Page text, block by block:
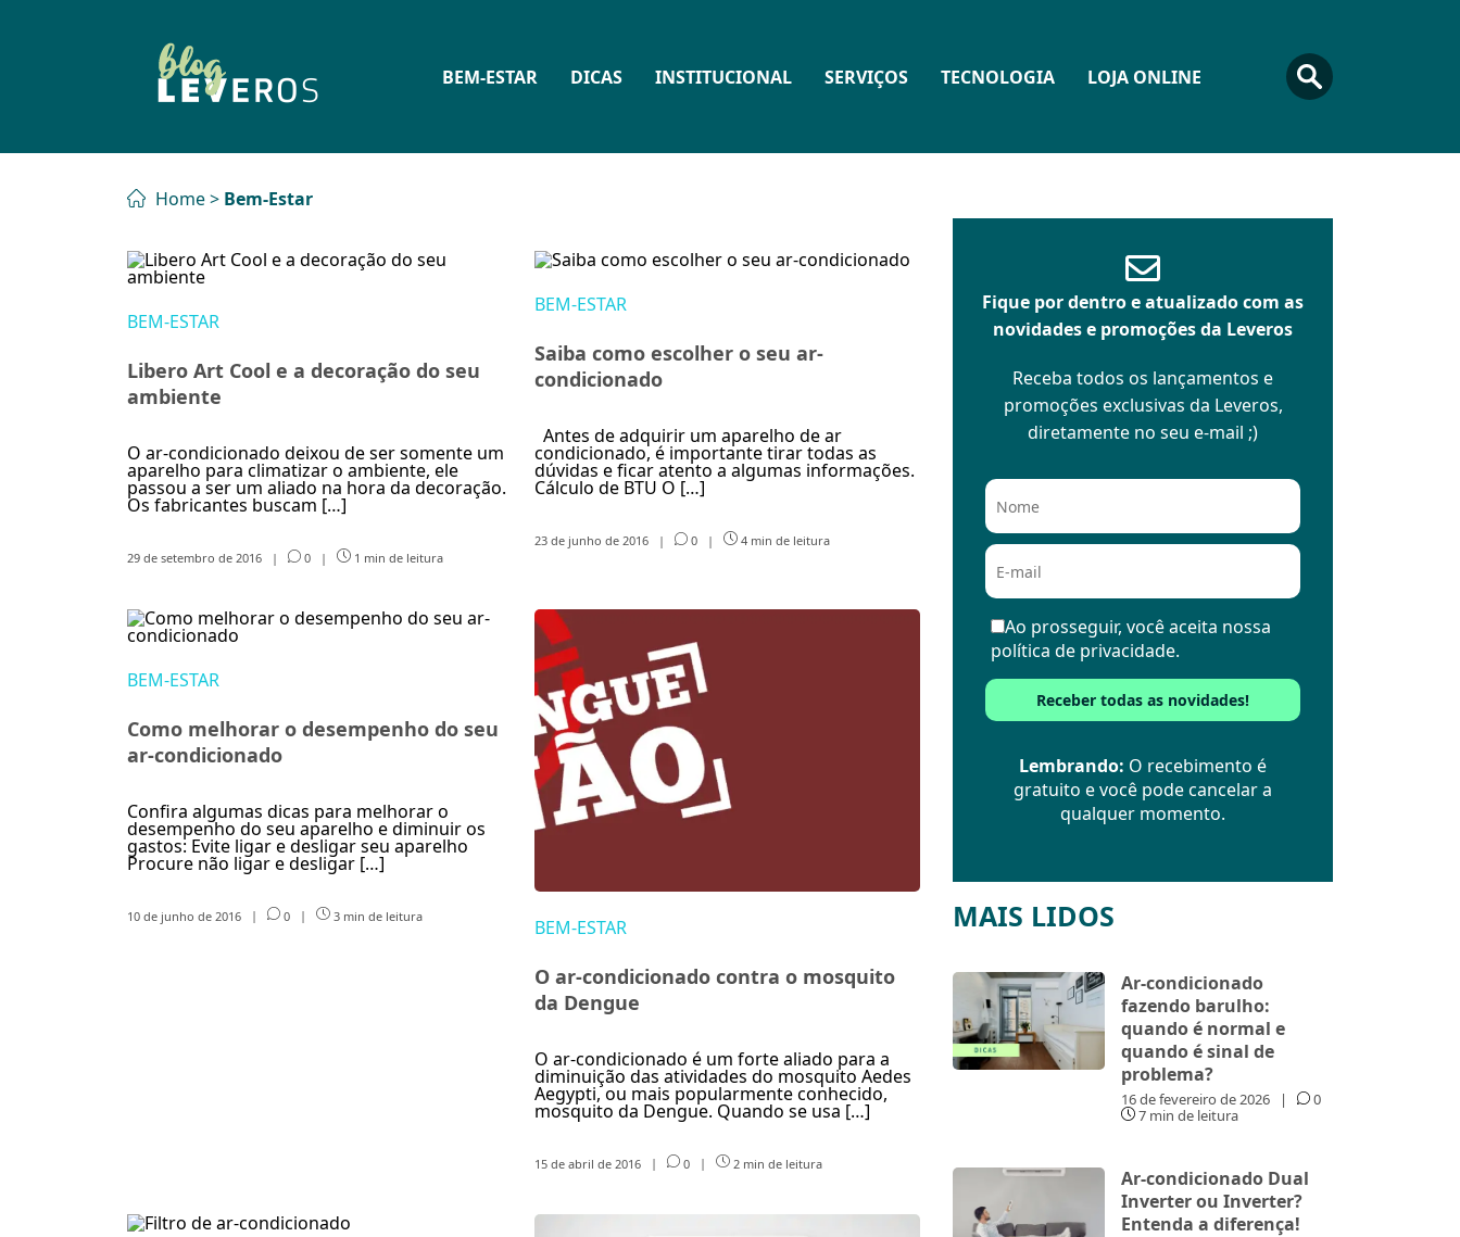
BEM-ESTAR DICAS INSTITUCIONAL SERVIÇOS TECNOLOGIA LOJA ONLINE
Home> Bem-Estar
BEM-ESTAR
Libero Art Cool e a decoração do seu
ambiente
O ar-condicionado deixou de ser somente um
aparelho para climatizar o ambiente, ele
passou a ser um aliado na hora da decoração.
Os fabricantes buscam […]
29 de setembro de 2016 | 0 | 1 min de leitura
BEM-ESTAR
Saiba como escolher o seu ar-
condicionado
Antes de adquirir um aparelho de ar
condicionado, é importante tirar todas as
dúvidas e ficar atento a algumas informações.
Cálculo de BTU O […]
23 de junho de 2016 | 0 | 4 min de leitura
BEM-ESTAR
Como melhorar o desempenho do seu
ar-condicionado
Confira algumas dicas para melhorar o
desempenho do seu aparelho e diminuir os
gastos: Evite ligar e desligar seu aparelho
Procure não ligar e desligar […]
10 de junho de 2016 | 0 | 3 min de leitura BEM-ESTAR
O ar-condicionado contra o mosquito
da Dengue
O ar-condicionado é um forte aliado para a
diminuição das atividades do mosquito Aedes
Aegypti, ou mais popularmente conhecido,
mosquito da Dengue. Quando se usa […]
15 de abril de 2016 | 0 | 2 min de leitura
Fique por dentro e atualizado com as
novidades e promoções da Leveros
Receba todos os lançamentos e
promoções exclusivas da Leveros,
diretamente no seu e-mail ;)
Ao prosseguir, você aceita nossa
política de privacidade.
Lembrando: O recebimento é
gratuito e você pode cancelar a
qualquer momento.
MAIS LIDOS
Ar-condicionado
fazendo barulho:
quando é normal e
quando é sinal de
problema?
16 de fevereiro de 2026 |
0
7 min de leitura
Ar-condicionado Dual
Inverter ou Inverter?
Entenda a diferença!